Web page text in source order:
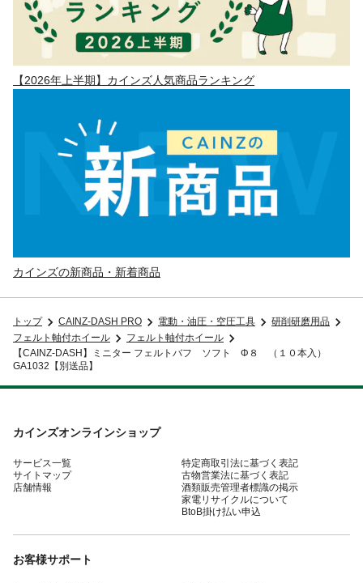
【2026年上半期】カインズ人気商品ランキング
カインズの新商品・新着商品
トップ CAINZ-DASH PRO 電動・油圧・空圧工具
研削研磨用品
フェルト軸付ホイール
フェルト軸付ホイール
【CAINZ-DASH】ミニター フェルトバフ ソフト Φ８ （１０本入）
GA1032【別送品】
カインズオンラインショップ
サービス一覧
サイトマップ
店舗情報
特定商取引法に基づく表記
古物営業法に基づく表記
酒類販売管理者標識の掲示
家電リサイクルについて
BtoB掛け払い申込
お客様サポート